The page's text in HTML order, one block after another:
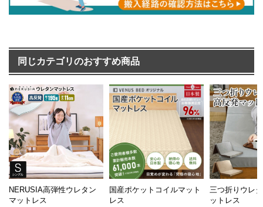
同じカテゴリのおすすめ商品
NERUSIA高弾性ウレタン
マットレス
国産ポケットコイルマット
レス
三つ折りウレ
ットレス